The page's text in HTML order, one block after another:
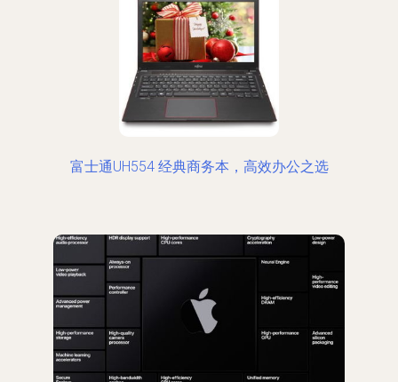
富士通UH554 经典商务本，高效办公之选